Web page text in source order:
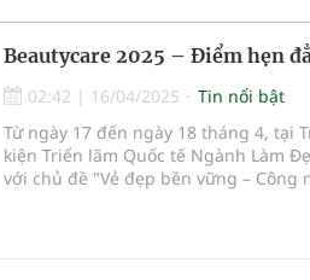
Beautycare 2025 – Điểm hẹn
02:42 | 16/04/2025
Tin nổi bật
Từ ngày 17 đến ngày 18 tháng 4, tại
kiện Triển lãm Quốc tế Ngành Làm
với chủ đề "Vẻ đẹp bền vững –